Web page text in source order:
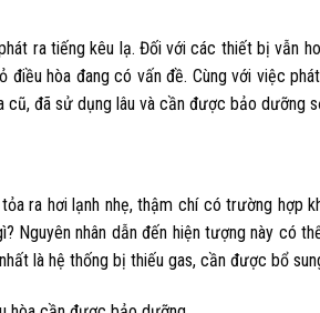
ra tiếng kêu lạ. Đối với các thiết bị vẫn
hòa đang có vấn đề. Cùng với việc
đã sử dụng lâu và cần được bảo dưỡng
ra hơi lạnh nhẹ, thậm chí có trường hợp
Nguyên nhân dẫn đến hiện tượng này có
là hệ thống bị thiếu gas, cần được bổ